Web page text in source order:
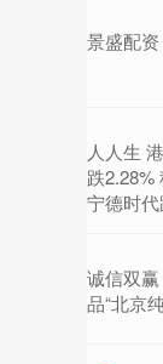
景盛配
人人生
跌2.28%
宁德时
诚信双
品“北京